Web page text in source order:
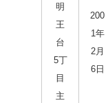
明
王
台
5丁
目
主
200
1年
2月
6日